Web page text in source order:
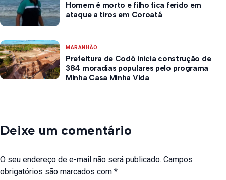
Homem é morto e filho fica ferido em
ataque a tiros em Coroatá
MARANHÃO
Prefeitura de Codó inicia construção de
384 moradias populares pelo programa
Minha Casa Minha Vida
Deixe um comentário
O seu endereço de e-mail não será publicado. Campos
obrigatórios são marcados com *